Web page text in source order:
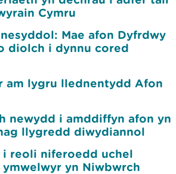
Cymru
Mae afon Dyfrdwy
diolch i dynnu cored
am lygru llednentydd Afon
newydd i amddiffyn afon yn
llygredd diwydiannol
i reoli niferoedd uchel
yn Niwbwrch